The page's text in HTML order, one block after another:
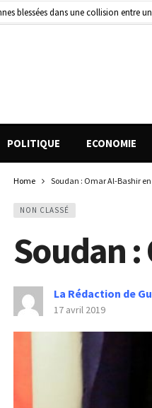
blessées dans une collision entre
membres d’un réseau de vol de
POLITIQUE ECONOMIE
Home Soudan : Omar Al-Bashir
NON CLASSÉ
Soudan
La Rédaction de
17 avril 2019